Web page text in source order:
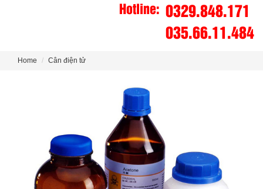
Hotline: 0329.848.171
035.66.11.484
Home Cân điện tử